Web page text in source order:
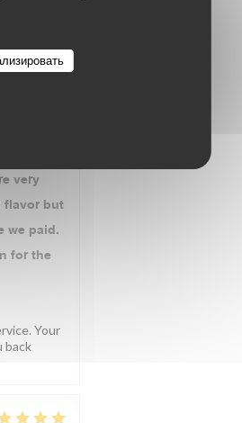
: 4/5
from a
very
flavor but
we paid.
for the
Your
back